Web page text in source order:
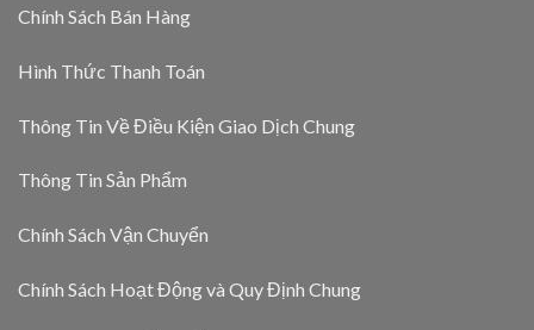
Chính Sách Bán Hàng
Hình Thức Thanh Toán
Thông Tin Về Điều Kiện Giao Dịch Chung
Thông Tin Sản Phẩm
Chính Sách Vận Chuyển
Chính Sách Hoạt Động và Quy Định Chung